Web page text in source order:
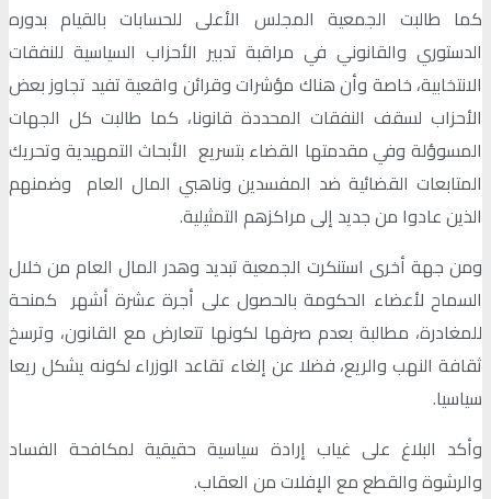
كما طالبت الجمعية المجلس الأعلى للحسابات بالقيام بدوره
الدستوري والقانوني في مراقبة تدبير الأحزاب السياسية للنفقات
الانتخابية، خاصة وأن هناك مؤشرات وقرائن واقعية تفيد تجاوز بعض
الأحزاب لسقف النفقات المحددة قانونا، كما طالبت كل الجهات
المسوؤلة وفي مقدمتها القضاء بتسريع الأبحاث التمهيدية وتحريك
المتابعات القضائية ضد المفسدين وناهبي المال العام وضمنهم
الذين عادوا من جديد إلى مراكزهم التمثيلية.
ومن جهة أخرى استنكرت الجمعية تبديد وهدر المال العام من خلال
السماح لأعضاء الحكومة بالحصول على أجرة عشرة أشهر كمنحة
للمغادرة، مطالبة بعدم صرفها لكونها تتعارض مع القانون، وترسخ
ثقافة النهب والريع، فضلا عن إلغاء تقاعد الوزراء لكونه يشكل ريعا
سياسيا.
وأكد البلاغ على غياب إرادة سياسية حقيقية لمكافحة الفساد
والرشوة والقطع مع الإفلات من العقاب.